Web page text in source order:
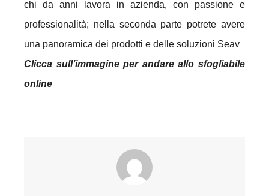
chi da anni lavora in azienda, con passione e
professionalità; nella seconda parte potrete avere
una panoramica dei prodotti e delle soluzioni Seav
Clicca sull’immagine per andare allo sfogliabile
online